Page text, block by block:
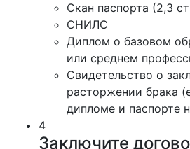
Скан паспорта (2,3
СНИЛС
Диплом о базовом
или среднем
Свидетельство о
расторжении брака
дипломе и паспорте
4
Заключите